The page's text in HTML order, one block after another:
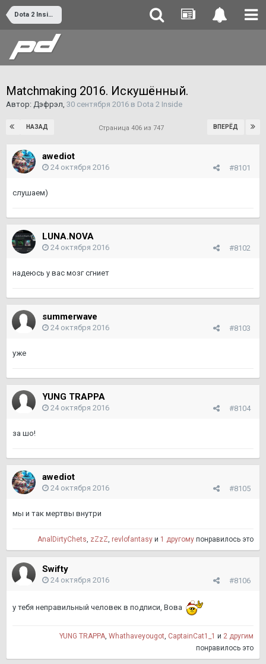
Dota 2 Inside
Matchmaking 2016. Искушённый.
Автор: Дэфрэл, 30 сентября 2016 в Dota 2 Inside
НАЗАД ВПЕРЁД
Страница 406 из 747
awediot
#8101
24 октября 2016
слушаем)
LUNA.NOVA
#8102
24 октября 2016
надеюсь у вас мозг сгниет
summerwave
#8103
24 октября 2016
уже
YUNG TRAPPA
#8104
24 октября 2016
за шо!
awediot
#8105
24 октября 2016
мы и так мертвы внутри
AnalDirtyChets, zZzZ, revlofantasy и 1 другому понравилось это
Swifty
#8106
24 октября 2016
у тебя неправильный человек в подписи, Вова
YUNG TRAPPA, Whathaveyougot, CaptainCat1_1 и 2 другим
понравилось это